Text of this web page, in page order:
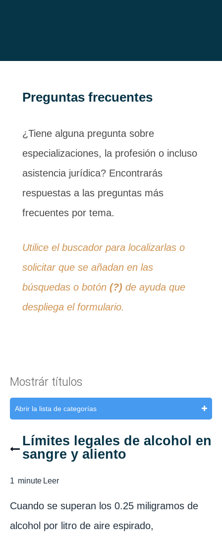
Preguntas frecuentes
¿Tiene alguna pregunta sobre
especializaciones, la profesión o incluso
asistencia jurídica? Encontrarás
respuestas a las preguntas más
frecuentes por tema.
Utilice el buscador para localizarlas o
solicitar que se añadan en las
búsquedas o botón (?) de ayuda que
despliega el formulario.
Mostrár títulos
Abrir la lista de categorías
Límites legales de alcohol en
sangre y aliento
1 minute Leer
Cuando se superan los 0.25 miligramos de
alcohol por litro de aire espirado,